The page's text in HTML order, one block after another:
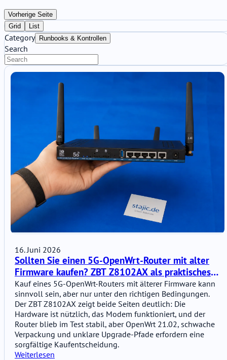
Vorherige Seite
Grid
List
Category Runbooks & Kontrollen
Search
16. Juni 2026
Sollten Sie einen 5G-OpenWrt-Router mit alter
Firmware kaufen? ZBT Z8102AX als praktisches
Beispiel
Kauf eines 5G-OpenWrt-Routers mit älterer Firmware kann
sinnvoll sein, aber nur unter den richtigen Bedingungen.
Der ZBT Z8102AX zeigt beide Seiten deutlich: Die
Hardware ist nützlich, das Modem funktioniert, und der
Router blieb im Test stabil, aber OpenWrt 21.02, schwache
Verpackung und unklare Upgrade-Pfade erfordern eine
sorgfältige Kaufentscheidung.
Weiterlesen